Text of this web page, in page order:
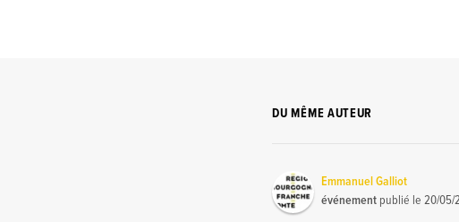
DU MÊME AUTEUR
Emmanuel Galliot
événement publié le20/05/